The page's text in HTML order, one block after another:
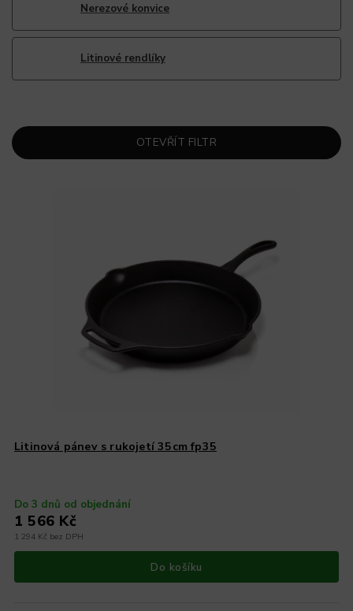
Nerezové konvice
Litinové rendlíky
OTEVŘÍT FILTR
Litinová pánev s rukojetí 35cm fp35
Do 3 dnů od objednání
1 294 Kč bez DPH
1 566 Kč
Do košíku